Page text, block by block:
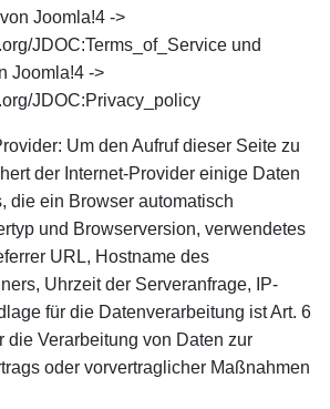
Joomla!4 ->
JDOC:Terms_of_Service und
Joomla!4 ->
JDOC:Privacy_policy
Um den Aufruf dieser Seite zu
der Internet-Provider einige Daten
die ein Browser automatisch
und Browserversion, verwendetes
URL, Hostname des
Uhrzeit der Serveranfrage, IP-
für die Datenverarbeitung ist Art. 6
die Verarbeitung von Daten zur
oder vorvertraglicher Maßnahmen